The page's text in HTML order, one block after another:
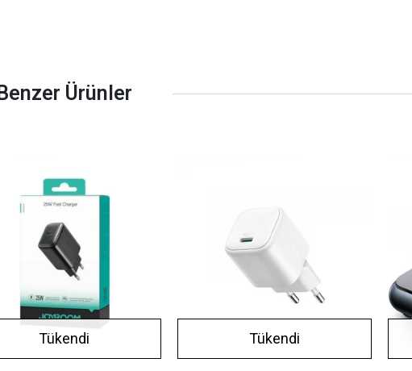
Benzer Ürünler
Tükendi Tükendi